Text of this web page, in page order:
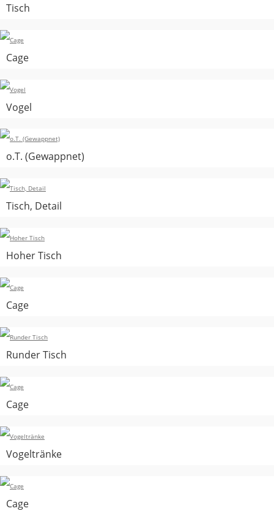
Tisch
Cage
Vogel
o.T. (Gewappnet)
Tisch, Detail
Hoher Tisch
Cage
Runder Tisch
Cage
Vogeltränke
Cage